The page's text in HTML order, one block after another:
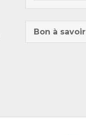
Bon à savoir